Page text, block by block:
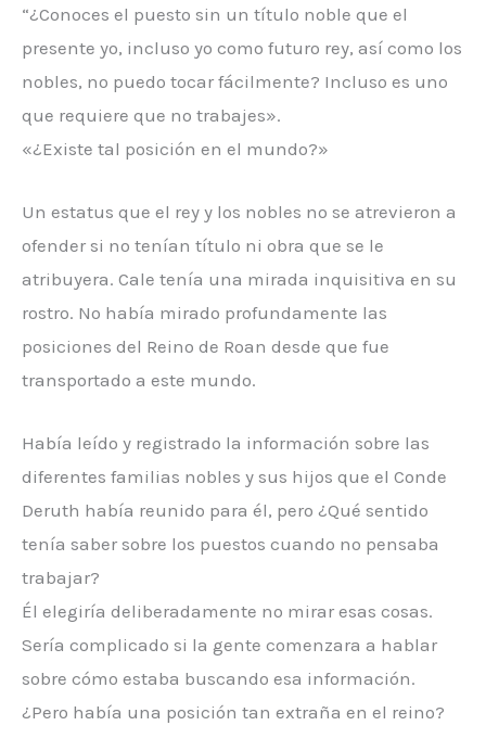
“¿Conoces el puesto sin un título noble que el
presente yo, incluso yo como futuro rey, así como los
nobles, no puedo tocar fácilmente? Incluso es uno
que requiere que no trabajes».
«¿Existe tal posición en el mundo?»
Un estatus que el rey y los nobles no se atrevieron a
ofender si no tenían título ni obra que se le
atribuyera. Cale tenía una mirada inquisitiva en su
rostro. No había mirado profundamente las
posiciones del Reino de Roan desde que fue
transportado a este mundo.
Había leído y registrado la información sobre las
diferentes familias nobles y sus hijos que el Conde
Deruth había reunido para él, pero ¿Qué sentido
tenía saber sobre los puestos cuando no pensaba
trabajar?
Él elegiría deliberadamente no mirar esas cosas.
Sería complicado si la gente comenzara a hablar
sobre cómo estaba buscando esa información.
¿Pero había una posición tan extraña en el reino?